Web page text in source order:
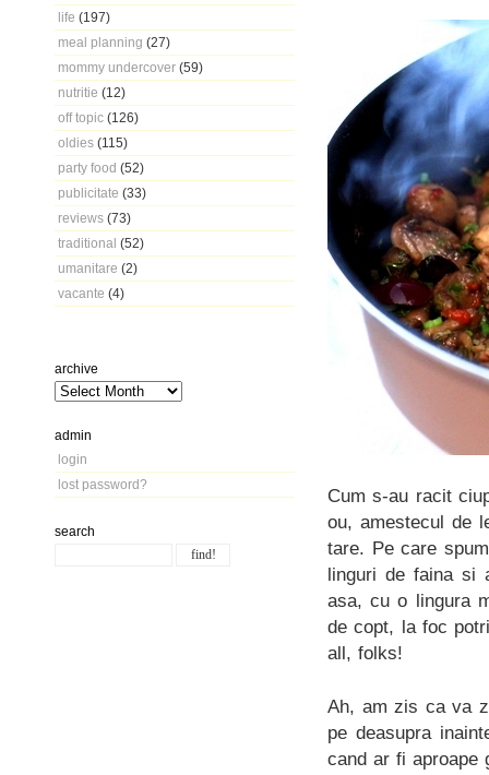
life (197)
meal planning (27)
mommy undercover (59)
nutritie (12)
off topic (126)
oldies (115)
party food (52)
publicitate (33)
reviews (73)
traditional (52)
umanitare (2)
vacante (4)
archive
admin
login
lost password?
search
Cum s-au racit
ou, amestecul de
tare. Pe care
linguri de faina si
asa, cu o lingura
de copt, la foc
all, folks!
Ah, am zis ca va
pe deasupra
cand ar fi aproape